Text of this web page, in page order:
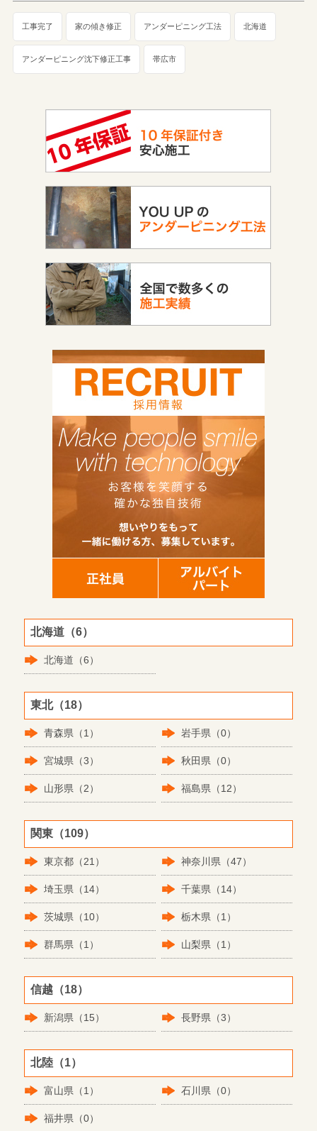
工事完了 家の傾き修正 アンダーピニング工法 北海道
アンダーピニング沈下修正工事 帯広市
北海道（6）
北海道（6）
東北（18）
青森県（1） 岩手県（0）
宮城県（3） 秋田県（0）
山形県（2） 福島県（12）
関東（109）
東京都（21） 神奈川県（47）
埼玉県（14） 千葉県（14）
茨城県（10） 栃木県（1）
群馬県（1） 山梨県（1）
信越（18）
新潟県（15） 長野県（3）
北陸（1）
富山県（1） 石川県（0）
福井県（0）